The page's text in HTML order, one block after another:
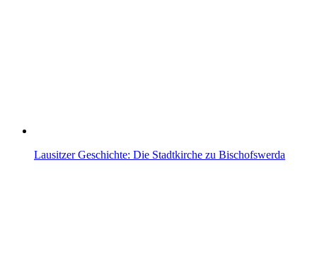
Lausitzer Geschichte: Die Stadtkirche zu Bischofswerda